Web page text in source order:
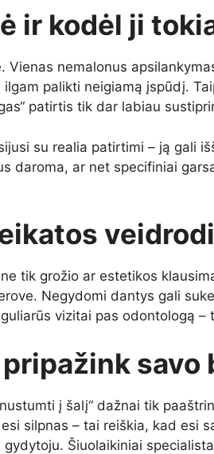
ir kodėl ji
Vienas nemalonus
palikti neigiamą įspūdį.
patirtis tik dar labiau
su realia patirtimi – ją gali
daroma, ar net specifiniai
tik grožio ar estetikos
Negydomi dantys gali
vizitai pas odontologą –
savo
į šalį“ dažnai tik
silpnas – tai reiškia, kad esi
Šiuolaikiniai